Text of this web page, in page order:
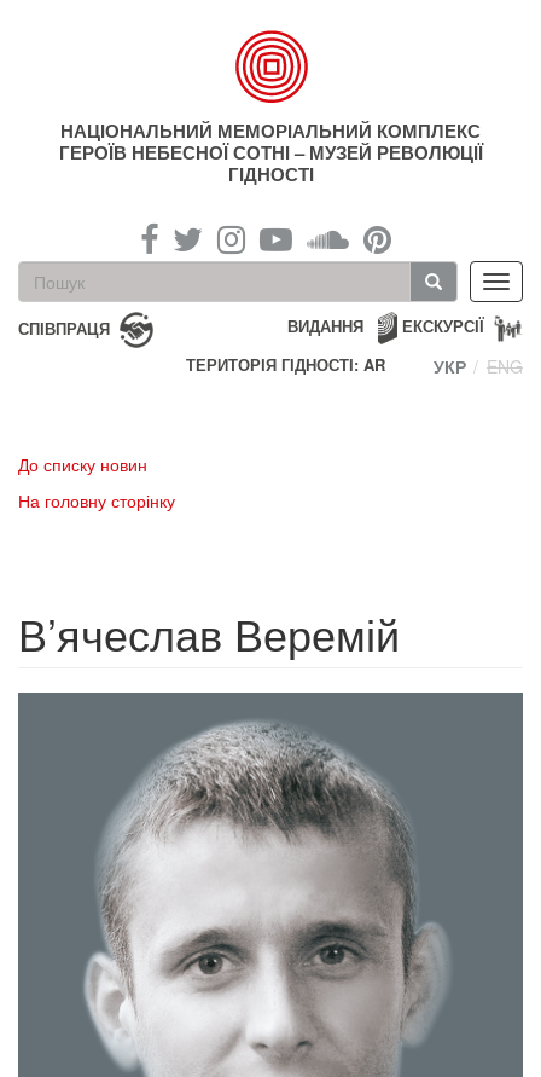
НАЦІОНАЛЬНИЙ МЕМОРІАЛЬНИЙ КОМПЛЕКС
ГЕРОЇВ НЕБЕСНОЇ СОТНІ – МУЗЕЙ РЕВОЛЮЦІЇ
ГІДНОСТІ
Пошукова
форма
Пошук
СПІВПРАЦЯ ЕКСКУРСІЇ
ВИДАННЯ
ТЕРИТОРІЯ ГІДНОСТІ: AR
УКР ENG
До списку новин
На головну сторінку
В’ячеслав Веремій